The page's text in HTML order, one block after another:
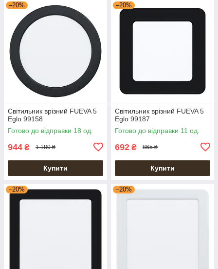
–20%
Світильник врізний FUEVA 5
Eglo 99158
Готово до відправки 18 од.
944 ₴ 1 180 ₴
Купити
–20%
Світильник врізний FUEVA 5
Eglo 99187
Готово до відправки 11 од.
692 ₴ 865 ₴
Купити
–20% –20%